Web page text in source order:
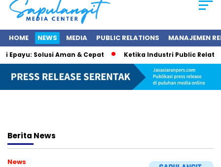
HOME NEWS MEDIA PUBLIC RELATIONS MANAJEMEN
Solusi Aman & Cepat Ketika Industri Public Relations
Berita News
News